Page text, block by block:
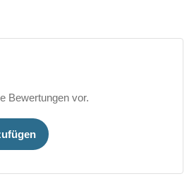
Bewertungen vor.